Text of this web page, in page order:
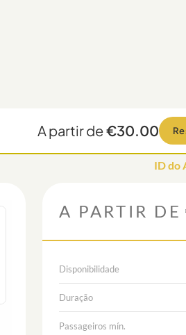
A partir de€30.00
ID do
A PARTIR DE
Disponibilidade
Duração
Passageiros mín.